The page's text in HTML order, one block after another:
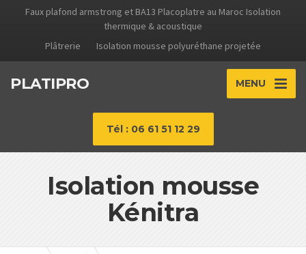
Faux plafond armstrong et BA13 Placoplatre au Maroc Isolation
thermique & acoustique
Plâtrerie
Isolation mousse polyuréthane projetée
PLATIPRO MENU
Tél : 06 61 51 12 29
Isolation mousse
Kénitra